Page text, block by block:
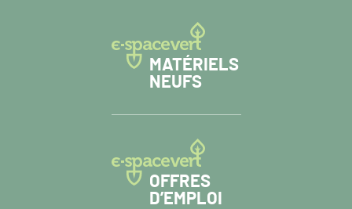
MATÉRIELS
NEUFS
OFFRES
D’EMPLOI